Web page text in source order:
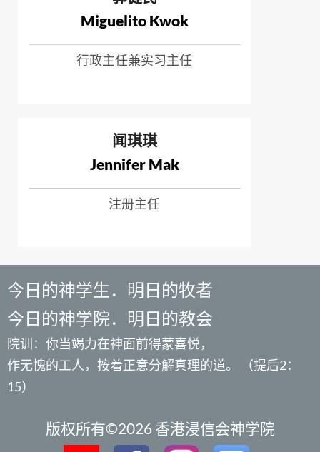
Miguelito Kwok
行政主任兼实习主任
闻琪琪
Jennifer Mak
注册主任
今日的神学生．明日的牧者
今日的神学院．明日的教会
院训：你当竭力在神面前得蒙喜悦，
作无愧的工人，按着正意分解真理的道。 （提后2：
15）
版权所有©2026 香港浸信会神学院